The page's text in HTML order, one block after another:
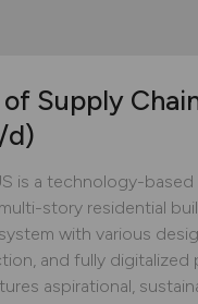
Supply
d)
is a technology-
story residential
with various
and fully digitalized
aspirational,